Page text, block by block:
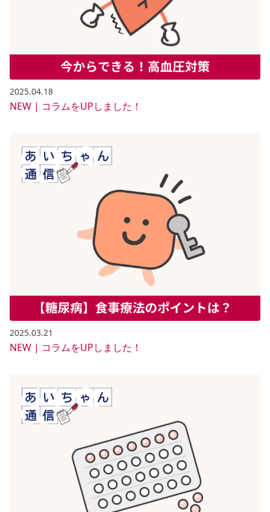
2025.04.18
NEW | コラムをUPしました！
2025.03.21
NEW | コラムをUPしました！